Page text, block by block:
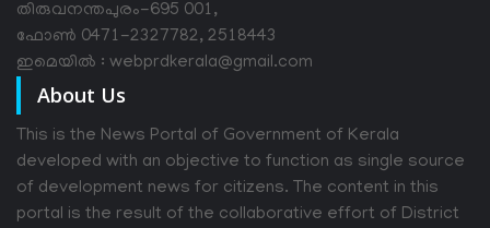
തിരുവനന്തപുരം-695 001,
ഫോൺ 0471-2327782, 2518443
ഇമെയിൽ : webprdkerala@gmail.com
About Us
This is the News Portal of Government of Kerala
developed with an objective to function as single source
of development news for citizens. The content in this
portal is the result of the collaborative effort of District